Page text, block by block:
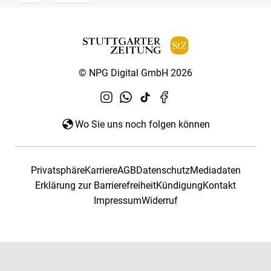
© NPG Digital GmbH 2026
Wo Sie uns noch folgen können
PrivatsphäreKarriereAGBDatenschutzMediadaten
Erklärung zur BarrierefreiheitKündigungKontakt
ImpressumWiderruf